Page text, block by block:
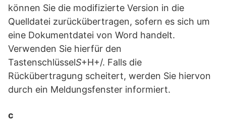
können Sie die modifizierte Version in die
Quelldatei zurückübertragen, sofern es sich um
eine Dokumentdatei von Word handelt.
Verwenden Sie hierfür den
TastenschlüsselS+H+/. Falls die
Rückübertragung scheitert, werden Sie hiervon
durch ein Meldungsfenster informiert.
c